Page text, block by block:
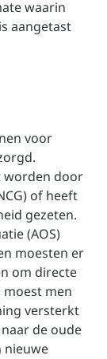
waarin
aangetast
voor
worden door
of heeft
gezeten.
(AOS)
moesten er
om directe
moest men
versterkt
de oude
nieuwe